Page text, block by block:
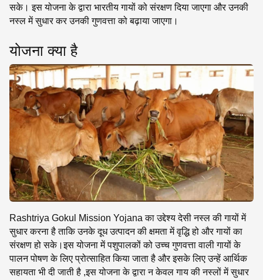
सके। इस योजना के द्वारा भारतीय गायों को संरक्षण दिया जाएगा और उनकी
नस्ल में सुधार कर उनकी गुणवत्ता को बढ़ाया जाएगा।
योजना क्या है
Rashtriya Gokul Mission Yojana का उद्देश्य देसी नस्ल की गायों में
सुधार करना है ताकि उनके दूध उत्पादन की क्षमता में वृद्धि हो और गायों का
संरक्षण हो सके।इस योजना में पशुपालकों को उच्च गुणवत्ता वाली गायों के
पालन पोषण के लिए प्रोत्साहित किया जाता है और इसके लिए उन्हें आर्थिक
सहायता भी दी जाती है ,इस योजना के द्वारा न केवल गाय की नस्लों में सुधार